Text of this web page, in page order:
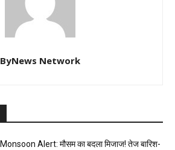
ByNews Network
Monsoon Alert: मौसम का बदला मिजाज! तेज बारिश-